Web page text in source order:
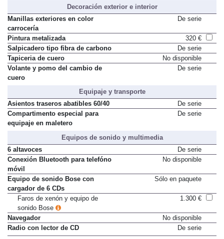
Decoración exterior e interior
Manillas exteriores en color
carrocería
De serie
Pintura metalizada
320 €
Salpicadero tipo fibra de carbono
De serie
Tapiceria de cuero
No disponible
Volante y pomo del cambio de
cuero
De serie
Equipaje y transporte
Asientos traseros abatibles 60/40
De serie
Compartimento especial para
equipaje en maletero
De serie
Equipos de sonido y multimedia
6 altavoces
De serie
Conexión Bluetooth para telefóno
móvil
No disponible
Equipo de sonido Bose con
cargador de 6 CDs
Sólo en paquete
Faros de xenón y equipo de
sonido Bose
1.300 €
Navegador
No disponible
Radio con lector de CD
De serie